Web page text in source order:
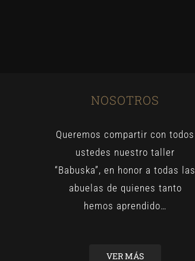
NOSOTROS
Queremos compartir con todos
ustedes nuestro taller
“Babuska”, en honor a todas las
abuelas de quienes tanto
hemos aprendido…
VER MÁS